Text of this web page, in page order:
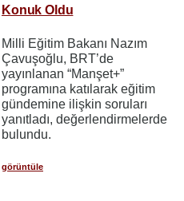
Konuk Oldu
Milli Eğitim Bakanı Nazım
Çavuşoğlu, BRT’de
yayınlanan “Manşet+”
programına katılarak eğitim
gündemine ilişkin soruları
yanıtladı, değerlendirmelerde
bulundu.
görüntüle